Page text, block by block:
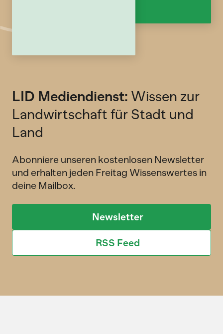
LID Mediendienst: Wissen zur
Landwirtschaft für Stadt und
Land
Abonniere unseren kostenlosen Newsletter
und erhalten jeden Freitag Wissenswertes in
deine Mailbox.
Newsletter
RSS Feed